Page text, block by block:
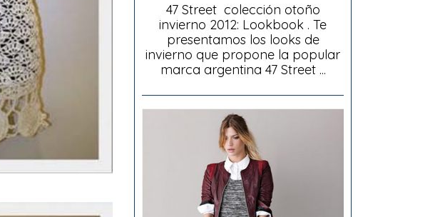
47 Street colección otoño
invierno 2012: Lookbook . Te
presentamos los looks de
invierno que propone la popular
marca argentina 47 Street ...